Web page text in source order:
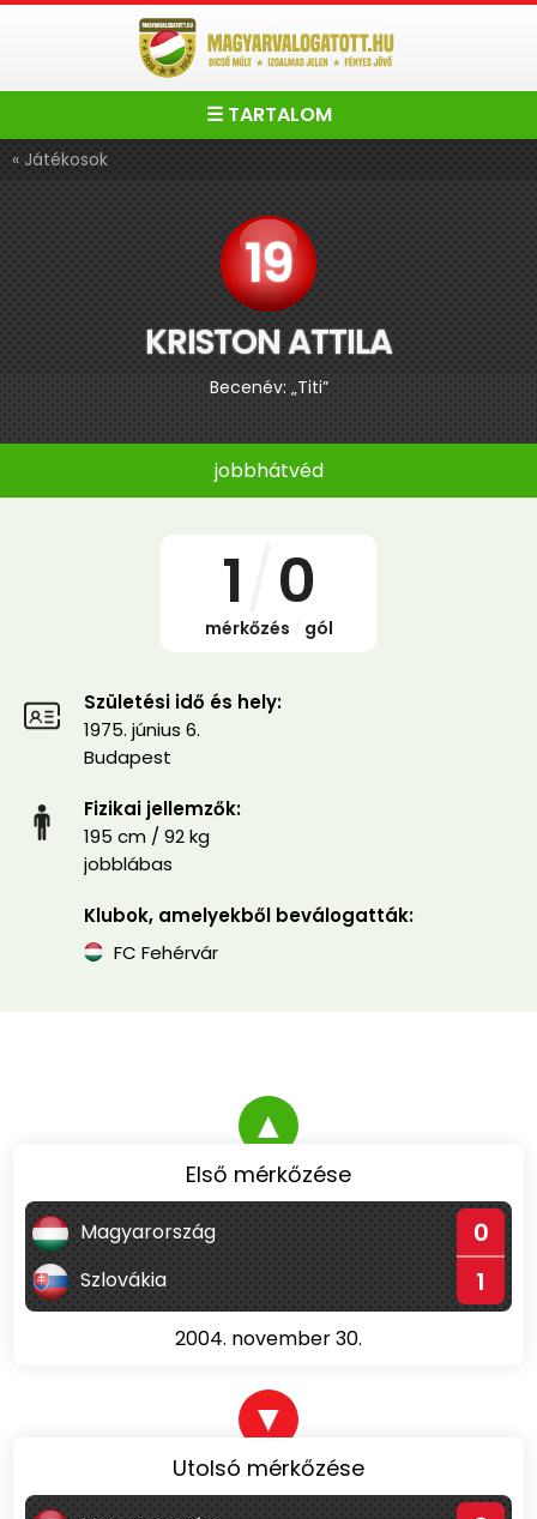
☰ TARTALOM
« Játékosok
19
KRISTON ATTILA
Becenév: „Titi”
jobbhátvéd
1 0
mérkőzés gól
Születési idő és hely:
1975. június 6.
Budapest
Fizikai jellemzők:
195 cm / 92 kg
jobblábas
Klubok, amelyekből beválogatták:
FC Fehérvár
▲
Első mérkőzése
Magyarország 0
Szlovákia 1
2004. november 30.
▼
Utolsó mérkőzése